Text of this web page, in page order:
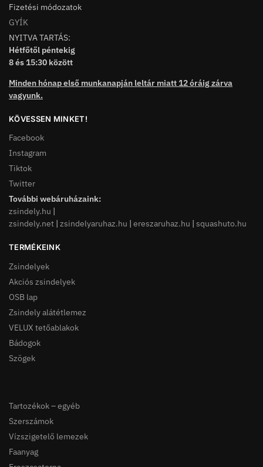
Fizetési módozatok
GYÍK
NYITVA TARTÁS:
Hétfőtől péntekig
8 és 15:30 között
Minden hónap első munkanapján leltár miatt 12 óráig zárva
vagyunk.
KÖVESSEN MINKET!
Facebook
Instagram
Tiktok
Twitter
További webáruházaink:
zsindely.hu |
zsindely.net | zsindelyaruhaz.hu | ereszaruhaz.hu | squashuto.hu
TERMÉKEINK
Zsindelyek
Akciós zsindelyek
OSB lap
Zsindely alátétlemez
VELUX tetőablakok
Bádogok
Szögek
Tartozékok – egyéb
Szerszámok
Vízszigetelő lemezek
Faanyag